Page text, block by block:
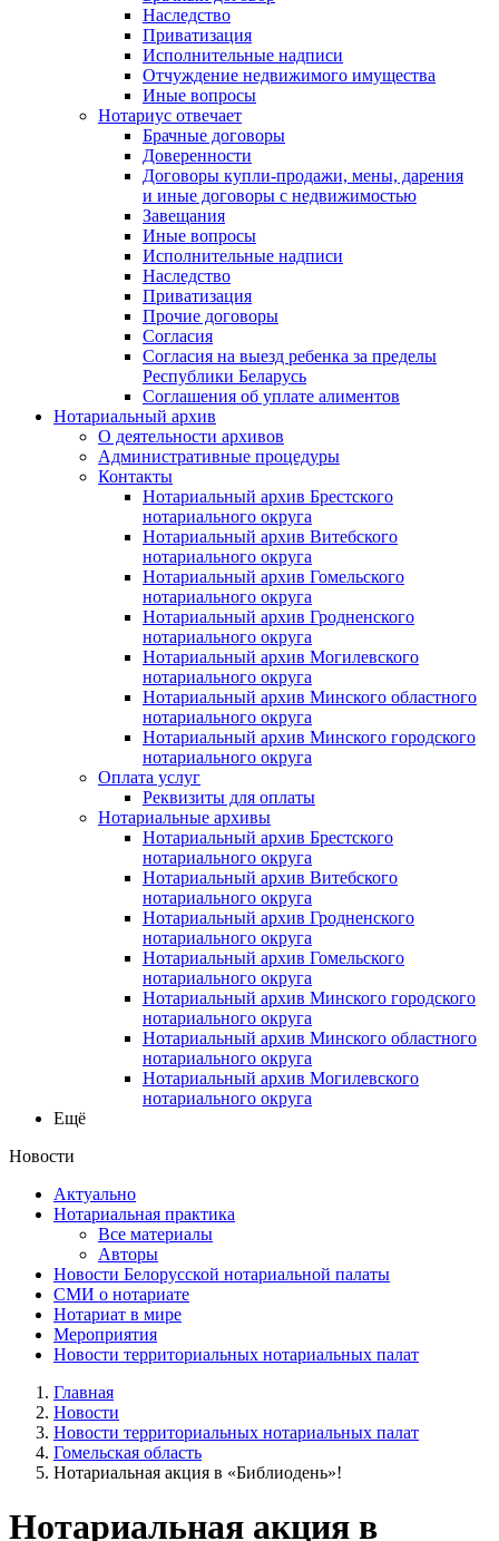
Наследство
Приватизация
Исполнительные надписи
Отчуждение недвижимого имущества
Иные вопросы
Нотариус отвечает
Брачные договоры
Доверенности
Договоры купли-продажи, мены, дарения
и иные договоры с недвижимостью
Завещания
Иные вопросы
Исполнительные надписи
Наследство
Приватизация
Прочие договоры
Согласия
Согласия на выезд ребенка за пределы
Республики Беларусь
Соглашения об уплате алиментов
Нотариальный архив
О деятельности архивов
Административные процедуры
Контакты
Нотариальный архив Брестского
нотариального округа
Нотариальный архив Витебского
нотариального округа
Нотариальный архив Гомельского
нотариального округа
Нотариальный архив Гродненского
нотариального округа
Нотариальный архив Могилевского
нотариального округа
Нотариальный архив Минского областного
нотариального округа
Нотариальный архив Минского городского
нотариального округа
Оплата услуг
Реквизиты для оплаты
Нотариальные архивы
Нотариальный архив Брестского
нотариального округа
Нотариальный архив Витебского
нотариального округа
Нотариальный архив Гродненского
нотариального округа
Нотариальный архив Гомельского
нотариального округа
Нотариальный архив Минского городского
нотариального округа
Нотариальный архив Минского областного
нотариального округа
Нотариальный архив Могилевского
нотариального округа
Ещё
Новости
Актуально
Нотариальная практика
Все материалы
Авторы
Новости Белорусской нотариальной палаты
СМИ о нотариате
Нотариат в мире
Мероприятия
Новости территориальных нотариальных палат
Главная
Новости
Новости территориальных нотариальных палат
Гомельская область
Нотариальная акция в «Библиодень»!
Нотариальная акция в